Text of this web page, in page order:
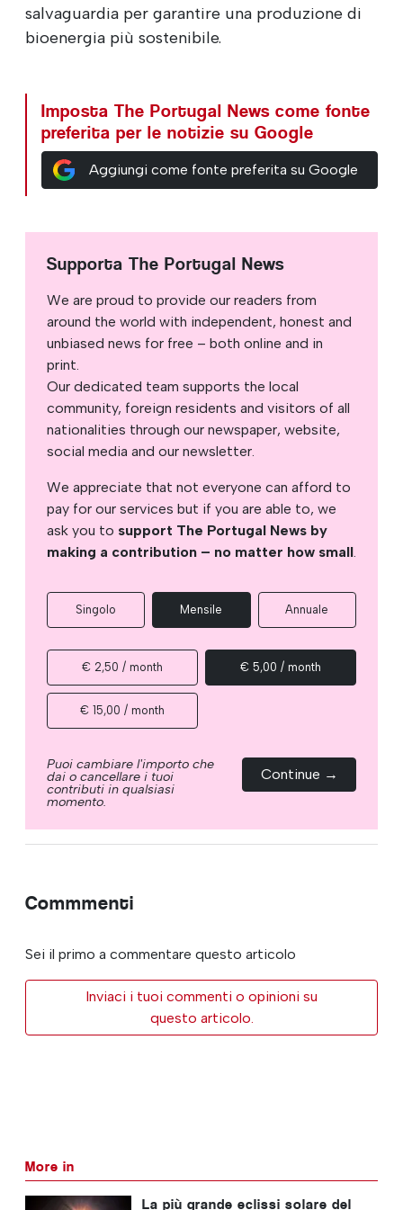
salvaguardia per garantire una produzione di
bioenergia più sostenibile.
Imposta The Portugal News come fonte
preferita per le notizie su Google
Aggiungi come fonte preferita su Google
Supporta The Portugal News
We are proud to provide our readers from
around the world with independent, honest and
unbiased news for free – both online and in
print.
Our dedicated team supports the local
community, foreign residents and visitors of all
nationalities through our newspaper, website,
social media and our newsletter.
We appreciate that not everyone can afford to
pay for our services but if you are able to, we
ask you to support The Portugal News by
making a contribution – no matter how small.
Singolo Mensile Annuale
€ 2,50 / month € 5,00 / month
€ 15,00 / month
Puoi cambiare l'importo che
dai o cancellare i tuoi
contributi in qualsiasi
momento.
Continue →
Commmenti
Sei il primo a commentare questo articolo
Inviaci i tuoi commenti o opinioni su
questo articolo.
More in
La più grande eclissi solare del